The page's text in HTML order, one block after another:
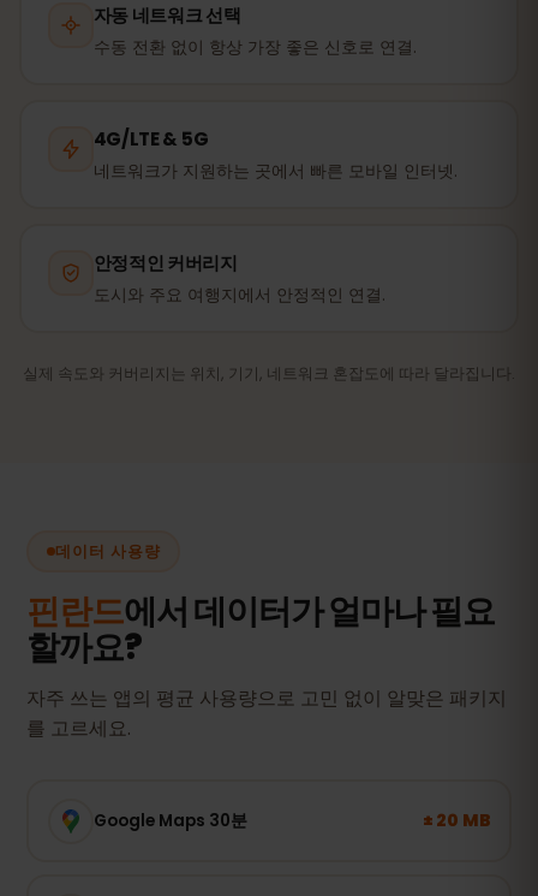
자동 네트워크 선택
수동 전환 없이 항상 가장 좋은 신호로 연결.
4G/LTE & 5G
네트워크가 지원하는 곳에서 빠른 모바일 인터넷.
안정적인 커버리지
도시와 주요 여행지에서 안정적인 연결.
실제 속도와 커버리지는 위치, 기기, 네트워크 혼잡도에 따라 달라집니다.
데이터 사용량
핀란드에서 데이터가 얼마나 필요
할까요?
자주 쓰는 앱의 평균 사용량으로 고민 없이 알맞은 패키지
를 고르세요.
Google Maps 30분 ± 20 MB